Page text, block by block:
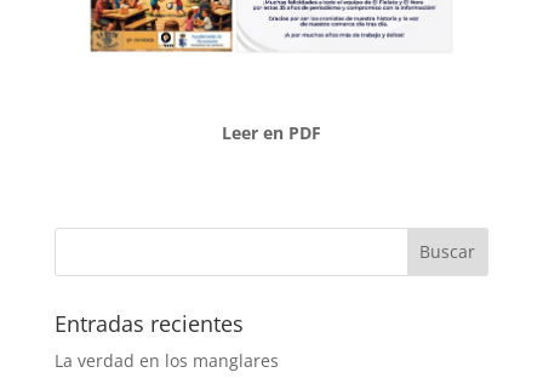
Leer en PDF
Entradas recientes
La verdad en los manglares